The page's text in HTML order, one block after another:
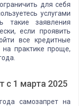
для себя
услугами
такие заявления
если проявить
все кредитные
на практике проще,
с 1 марта 2025
самозапрет на